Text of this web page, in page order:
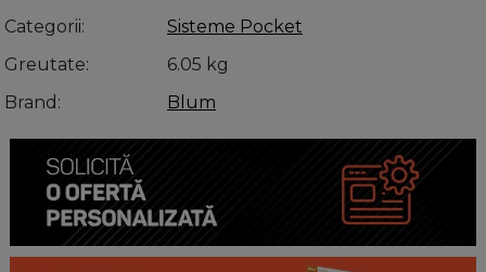
Categorii
Sisteme Pocket
Greutate
6.05 kg
Brand
Blum